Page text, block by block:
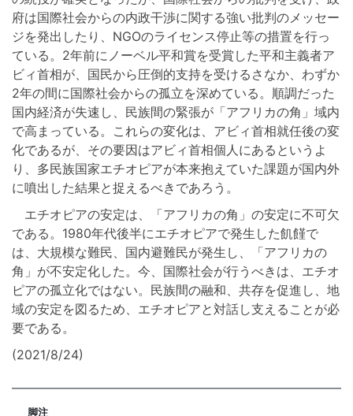
府は国際社会からの内政干渉に関する強い批判のメッセー
ジを発出したり、NGOのライセンス停止等の措置を行っ
ている。2年前にノーベル平和賞を受賞した平和主義者ア
ビィ首相が、国民から圧倒的支持を受けるさなか、わずか
2年の間に国際社会からの孤立を深めている。順調だった
国内経済が失速し、民族間の緊張が「アフリカの角」域内
で高まっている。これらの変化は、アビィ首相就任後の変
化であるが、その要因はアビィ首相個人にあるというよ
り、多民族国家エチオピアが本来抱えていた課題が国内外
に噴出した結果と捉えるべきであろう。
エチオピアの安定は、「アフリカの角」の安定に不可欠
である。1980年代後半にエチオピアで発生した飢饉で
は、大規模な難民、国内避難民が発生し、「アフリカの
角」が不安定化した。今、国際社会が行うべきは、エチオ
ピアの孤立化ではない。民族間の融和、共存を促進し、地
域の安定を図るため、エチオピアと対話し支えることが必
要である。
(2021/8/24)
脚注